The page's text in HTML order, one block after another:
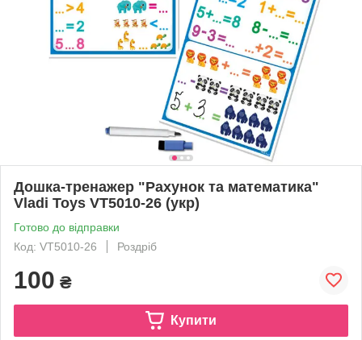
Дошка-тренажер "Рахунок та математика"
Vladi Toys VT5010-26 (укр)
Готово до відправки
Код: VT5010-26
Роздріб
100 ₴
Купити